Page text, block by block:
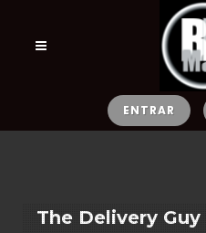
ENTRAR
The Delivery